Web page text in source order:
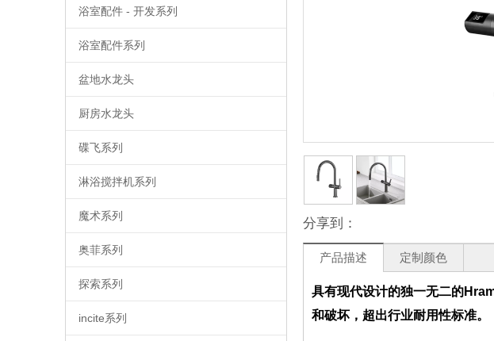
浴室配件 - 开发系列
浴室配件系列
盆地水龙头
厨房水龙头
碟飞系列
淋浴搅拌机系列
魔术系列
奥菲系列
探索系列
incite系列
分享到：
产品描述 定制颜色
具有现代设计的独一无二的
和破坏，超出行业耐用性标准。